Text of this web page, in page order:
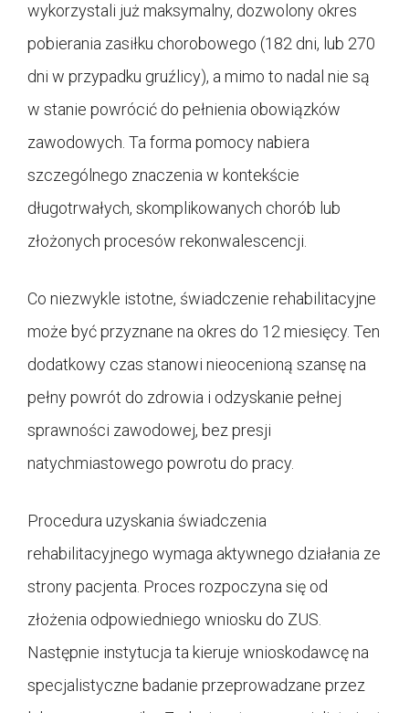
wykorzystali już maksymalny, dozwolony okres
pobierania zasiłku chorobowego (182 dni, lub 270
dni w przypadku gruźlicy), a mimo to nadal nie są
w stanie powrócić do pełnienia obowiązków
zawodowych. Ta forma pomocy nabiera
szczególnego znaczenia w kontekście
długotrwałych, skomplikowanych chorób lub
złożonych procesów rekonwalescencji.
Co niezwykle istotne, świadczenie rehabilitacyjne
może być przyznane na okres do 12 miesięcy. Ten
dodatkowy czas stanowi nieocenioną szansę na
pełny powrót do zdrowia i odzyskanie pełnej
sprawności zawodowej, bez presji
natychmiastowego powrotu do pracy.
Procedura uzyskania świadczenia
rehabilitacyjnego wymaga aktywnego działania ze
strony pacjenta. Proces rozpoczyna się od
złożenia odpowiedniego wniosku do ZUS.
Następnie instytucja ta kieruje wnioskodawcę na
specjalistyczne badanie przeprowadzane przez